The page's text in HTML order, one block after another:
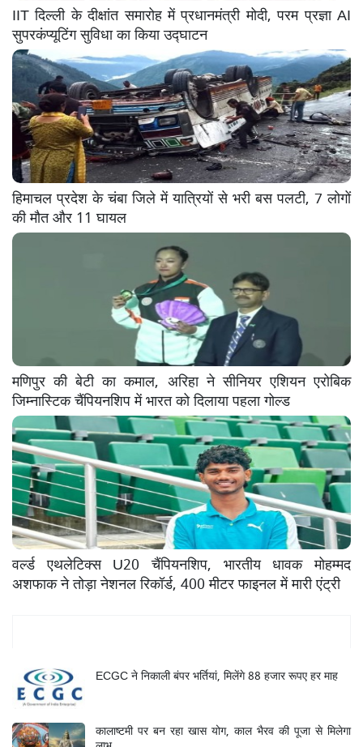
IIT दिल्ली के दीक्षांत समारोह में प्रधानमंत्री मोदी, परम प्रज्ञा AI
सुपरकंप्यूटिंग सुविधा का किया उद्घाटन
हिमाचल प्रदेश के चंबा जिले में यात्रियों से भरी बस पलटी, 7 लोगों
की मौत और 11 घायल
मणिपुर की बेटी का कमाल, अरिहा ने सीनियर एशियन एरोबिक
जिम्नास्टिक चैंपियनशिप में भारत को दिलाया पहला गोल्ड
वर्ल्ड एथलेटिक्स U20 चैंपियनशिप, भारतीय धावक मोहम्मद
अशफाक ने तोड़ा नेशनल रिकॉर्ड, 400 मीटर फाइनल में मारी एंट्री
ECGC ने निकाली बंपर भर्तियां, मिलेंगे 88 हजार रूपए हर माह
कालाष्टमी पर बन रहा खास योग, काल भैरव की पूजा से मिलेगा